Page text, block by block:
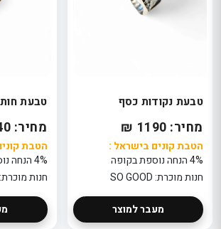
טבעת נקודות כסף
מחיר: 1190 ₪
הטבת קונים בישראל :
4% הנחה נוספת בקופה
חנות מוכרת: SO GOOD
מעבר למוצר
טבעת
מחיר: 940 ₪
הטבת
4% הנחה נוספת בקופה
חנות מוכרת: SO GOOD